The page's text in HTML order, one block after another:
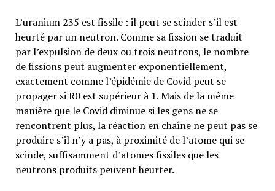
L’uranium 235 est fissile : il peut se scinder s’il est
heurté par un neutron. Comme sa fission se traduit
par l’expulsion de deux ou trois neutrons, le nombre
de fissions peut augmenter exponentiellement,
exactement comme l’épidémie de Covid peut se
propager si R0 est supérieur à 1. Mais de la même
manière que le Covid diminue si les gens ne se
rencontrent plus, la réaction en chaîne ne peut pas se
produire s’il n’y a pas, à proximité de l’atome qui se
scinde, suffisamment d’atomes fissiles que les
neutrons produits peuvent heurter.